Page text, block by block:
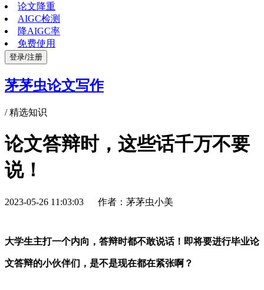
论文降重
AIGC检测
降AIGC率
免费使用
登录/注册
茅茅虫论文写作
/精选知识
论文答辩时，这些话千万不要
说！
2023-05-26 11:03:03 作者：茅茅虫小美
大学生主打一个内向，答辩时都不敢说话！即将要进行毕业论
文答辩的小伙伴们，是不是现在都在紧张啊？